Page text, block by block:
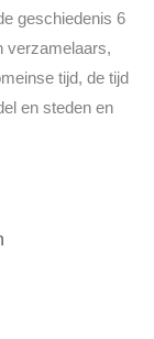
geschiedenis 6
verzamelaars,
tijd, de tijd
en steden en